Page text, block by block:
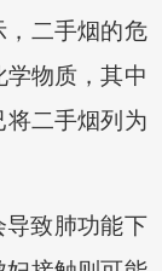
二手烟的危
物质，其中
二手烟列为
致肺功能下